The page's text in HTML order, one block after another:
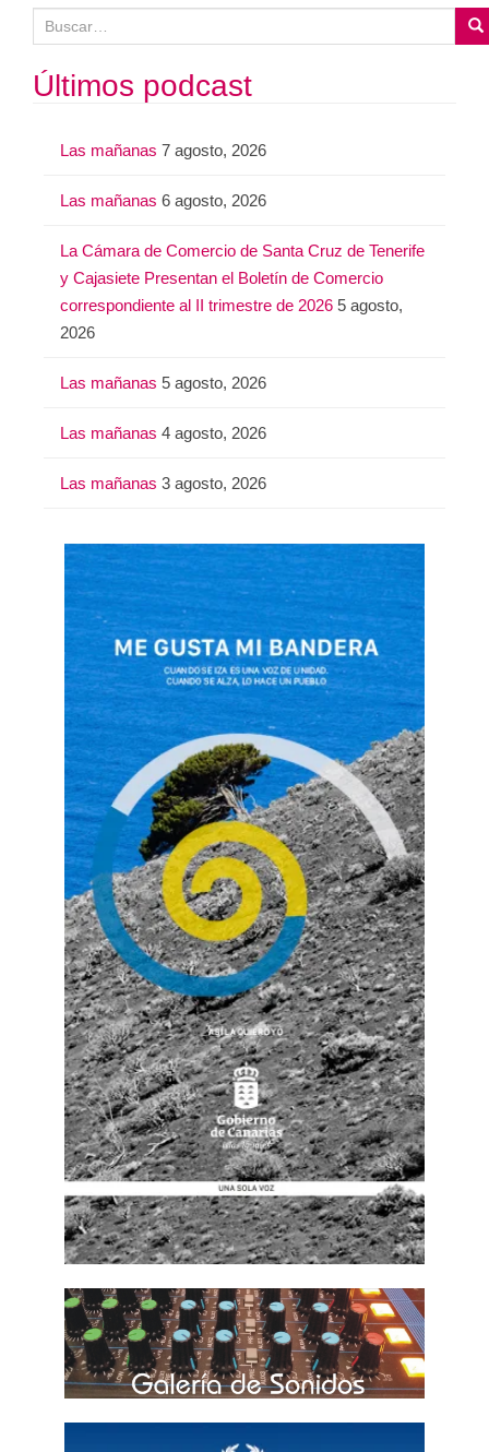
u
s
c
Últimos podcast
Las mañanas 7 agosto, 2026
Las mañanas 6 agosto, 2026
La Cámara de Comercio de Santa Cruz de Tenerife
y Cajasiete Presentan el Boletín de Comercio
correspondiente al II trimestre de 2026 5 agosto,
2026
Las mañanas 5 agosto, 2026
Las mañanas 4 agosto, 2026
Las mañanas 3 agosto, 2026